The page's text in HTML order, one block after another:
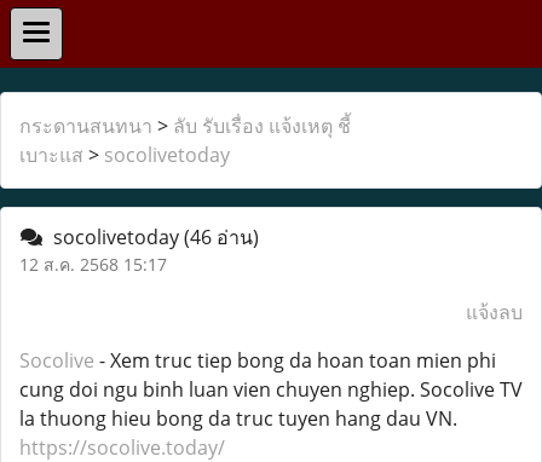
กระดานสนทนา > ลับ รับเรื่อง แจ้งเหตุ ชี้
เบาะแส > socolivetoday
socolivetoday(46 อ่าน)
12 ส.ค. 2568 15:17
แจ้งลบ
Socolive - Xem truc tiep bong da hoan toan mien phi
cung doi ngu binh luan vien chuyen nghiep. Socolive TV
la thuong hieu bong da truc tuyen hang dau VN.
https://socolive.today/